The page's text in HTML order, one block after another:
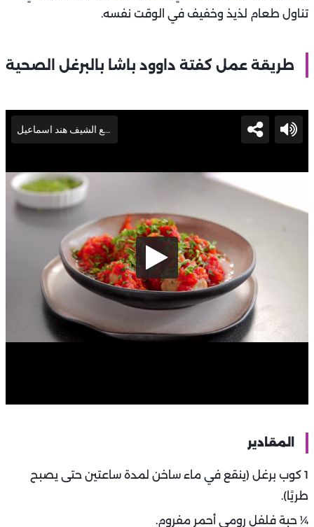
تناول طعام لذيذ وخفيف في الوقت نفسه.
طريقة عمل كفتة داوود باشا بالبرغل الصحية
المقادير
1 كوب برغل (ينقع في ماء ساخن لمدة ساعتين حتى يصبح
طريًا).
¼ حبة فلفل رومي أحمر مفروم.